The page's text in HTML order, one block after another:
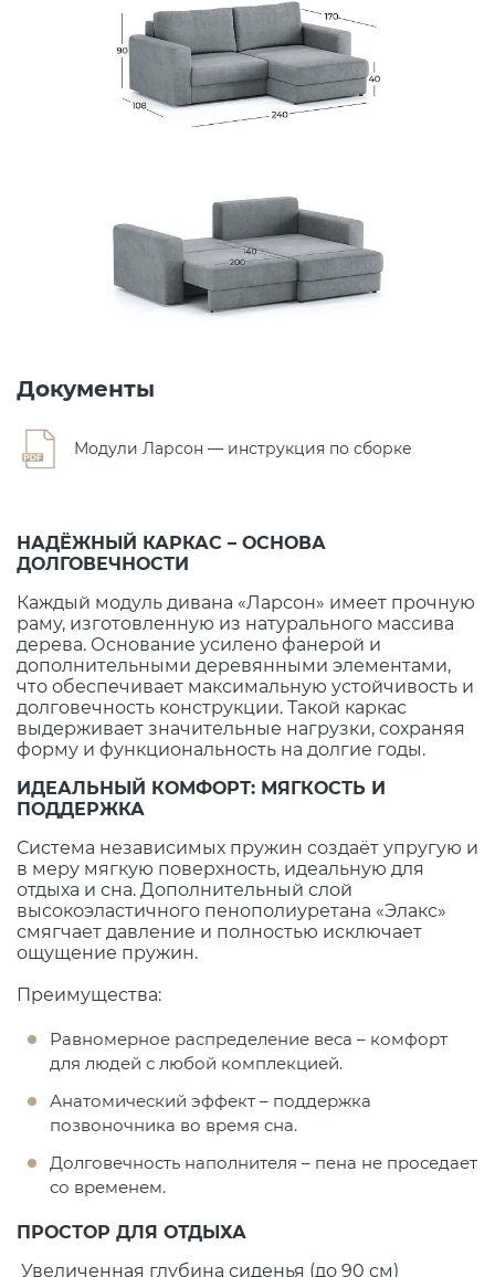
Документы
Модули Ларсон — инструкция по сборке
НАДЁЖНЫЙ КАРКАС – ОСНОВА
ДОЛГОВЕЧНОСТИ
Каждый модуль дивана «Ларсон» имеет прочную
раму, изготовленную из натурального массива
дерева. Основание усилено фанерой и
дополнительными деревянными элементами,
что обеспечивает максимальную устойчивость и
долговечность конструкции. Такой каркас
выдерживает значительные нагрузки, сохраняя
форму и функциональность на долгие годы.
ИДЕАЛЬНЫЙ КОМФОРТ: МЯГКОСТЬ И
ПОДДЕРЖКА
Система независимых пружин создаёт упругую и
в меру мягкую поверхность, идеальную для
отдыха и сна. Дополнительный слой
высокоэластичного пенополиуретана «Элакс»
смягчает давление и полностью исключает
ощущение пружин.
Преимущества:
Равномерное распределение веса – комфорт
для людей с любой комплекцией.
Анатомический эффект – поддержка
позвоночника во время сна.
Долговечность наполнителя – пена не проседает
со временем.
ПРОСТОР ДЛЯ ОТДЫХА
Увеличенная глубина сиденья (до 90 см)